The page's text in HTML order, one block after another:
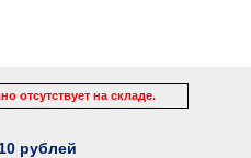
отсутствует на складе.
рублей